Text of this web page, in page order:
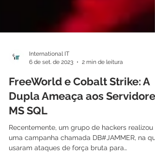
International IT
6 de set. de 2023
2 min de leitura
Dupla Ameaça aos Servidores
MS SQL